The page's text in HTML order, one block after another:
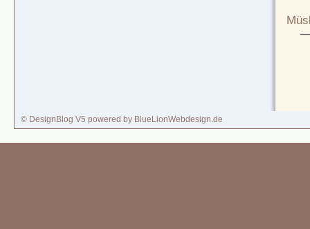
© DesignBlog V5 powered by BlueLionWebdesign.de